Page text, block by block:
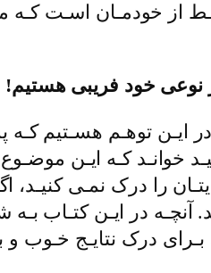
خودمـان اسـت کـه
نوعی خود فریبی
در ایـن توهـم هسـتیم
خوانـد کـه ایـن
را درک نمـی کنیـد،
آنچـه در ایـن کتـاب
درک نتایـج خـوب و